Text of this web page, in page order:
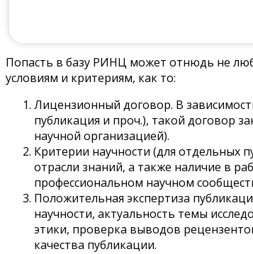
Оставьте это поле пустым.
Попасть в базу РИНЦ может отнюдь не
условиям и критериям, как то:
Лицензионный договор. В
публикация и проч.), такой договор
научной организацией).
Критерии научности (для отдельных
отрасли знаний, а также наличие в
профессиональном научном
Положительная экспертиза
научности, актуальность темы
этики, проверка выводов
качества публикации.